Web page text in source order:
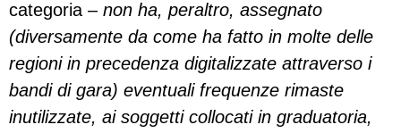
categoria – non ha, peraltro, assegnato
(diversamente da come ha fatto in molte delle
regioni in precedenza digitalizzate attraverso i
bandi di gara) eventuali frequenze rimaste
inutilizzate, ai soggetti collocati in graduatoria,